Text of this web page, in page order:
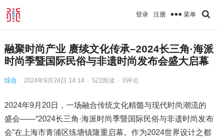
登录 注册 菜单
融聚时尚产业 赓续文化传承–2024长三角·海派
时尚季暨国际民俗与非遗时尚发布会盛大启幕
综合 2024年9月24日 14:14 · 522阅读 · 0评论
2024年9月20日，一场融合传统文化精髓与现代时尚潮流的
盛会——“2024长三角·海派时尚季暨国际民俗与非遗时尚发布
会”在上海市青浦区练塘镇隆重启幕。作为2024世界设计之都